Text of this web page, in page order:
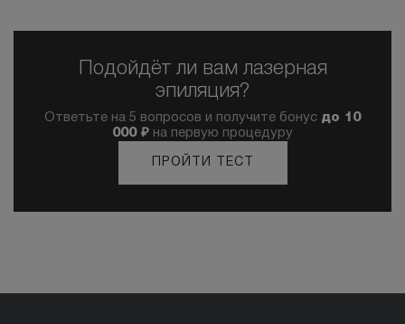
Подойдёт ли вам лазерная
эпиляция?
Ответьте на 5 вопросов и получите бонус до 10
000 ₽ на первую процедуру
ПРОЙТИ ТЕСТ